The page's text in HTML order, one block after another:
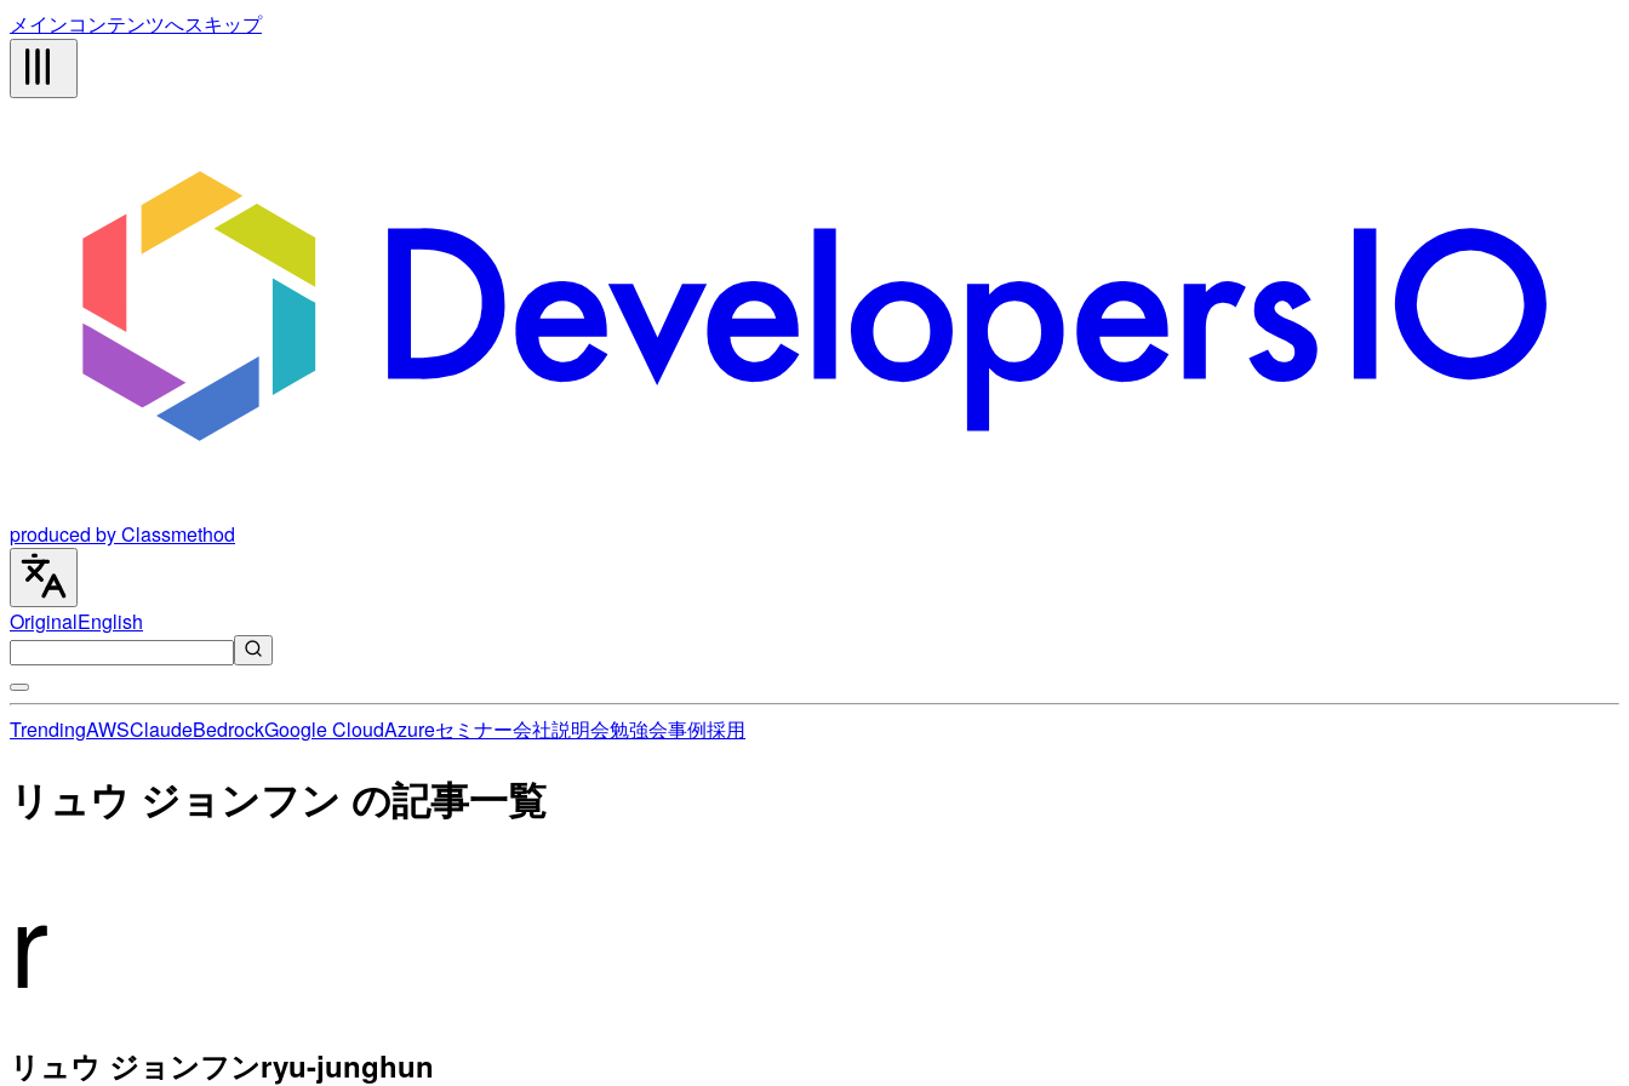
メインコンテンツへスキップ
produced by Classmethod
OriginalEnglish
TrendingAWSClaudeBedrockGoogle CloudAzureセミナー会社説明会勉強会事例採用
リュウ ジョンフン の記事一覧
r
リュウ ジョンフンryu-junghun